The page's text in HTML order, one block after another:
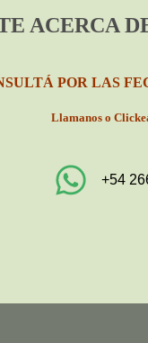
ACERCA
POR LAS
Llamanos o
+54